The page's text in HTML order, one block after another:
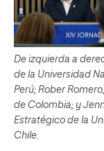
De izquierda a
de la Universidad
Perú; Rober
de Colombia; y
Estratégico de la
Chile.